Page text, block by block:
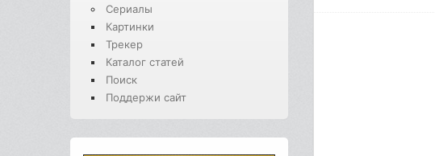
Сериалы
Картинки
Трекер
Каталог статей
Поиск
Поддержи сайт